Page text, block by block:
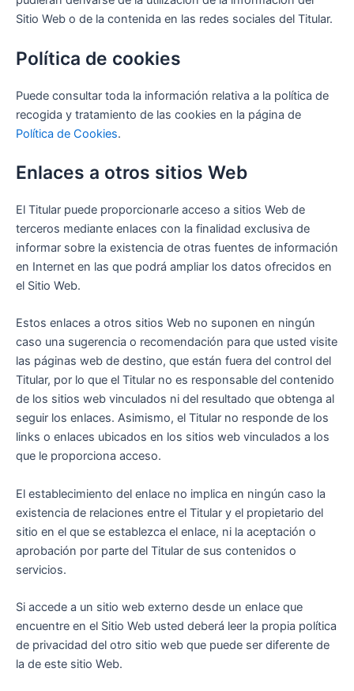
Sitio Web o de la contenida en las redes sociales del Titular.
Política de cookies
Puede consultar toda la información relativa a la política de
recogida y tratamiento de las cookies en la página de
Política de Cookies.
Enlaces a otros sitios Web
El Titular puede proporcionarle acceso a sitios Web de
terceros mediante enlaces con la finalidad exclusiva de
informar sobre la existencia de otras fuentes de información
en Internet en las que podrá ampliar los datos ofrecidos en
el Sitio Web.
Estos enlaces a otros sitios Web no suponen en ningún
caso una sugerencia o recomendación para que usted visite
las páginas web de destino, que están fuera del control del
Titular, por lo que el Titular no es responsable del contenido
de los sitios web vinculados ni del resultado que obtenga al
seguir los enlaces. Asimismo, el Titular no responde de los
links o enlaces ubicados en los sitios web vinculados a los
que le proporciona acceso.
El establecimiento del enlace no implica en ningún caso la
existencia de relaciones entre el Titular y el propietario del
sitio en el que se establezca el enlace, ni la aceptación o
aprobación por parte del Titular de sus contenidos o
servicios.
Si accede a un sitio web externo desde un enlace que
encuentre en el Sitio Web usted deberá leer la propia política
de privacidad del otro sitio web que puede ser diferente de
la de este sitio Web.